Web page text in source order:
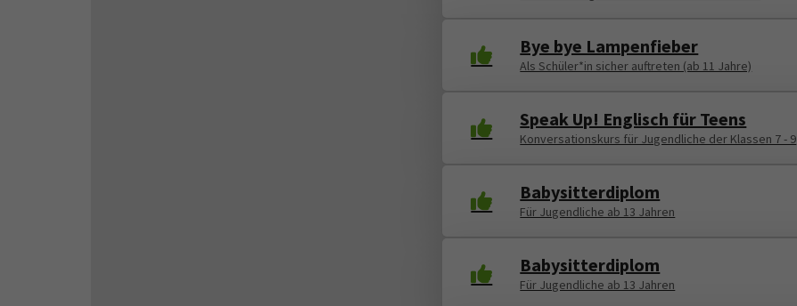
Bye bye Lampenfieber
Als Schüler*in sicher auftreten (ab 11 Jahre)
Speak Up! Englisch für Teens
Konversationskurs für Jugendliche der Klassen 7 - 9
Babysitterdiplom
Für Jugendliche ab 13 Jahren
Babysitterdiplom
Für Jugendliche ab 13 Jahren